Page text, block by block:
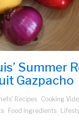
Summer
Gazpacho
Recipes Cooking
Food ingredients